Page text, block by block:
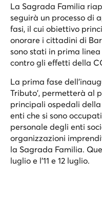
La Sagrada Familia
seguirà un processo di
fasi, il cui obiettivo
onorare i cittadini di
sono stati in prima
contro gli effetti della
La prima fase
Tributo', permetterà al
principali ospedali
enti che si sono
personale degli enti
organizzazioni
la Sagrada Familia.
luglio e l'11 e 12 luglio.